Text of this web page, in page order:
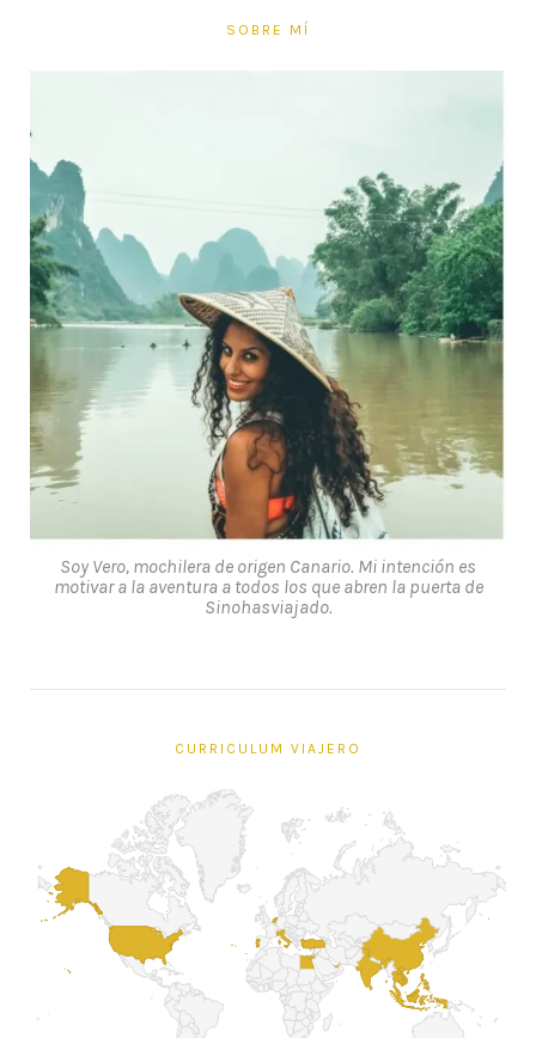
SOBRE MÍ
Soy Vero, mochilera de origen Canario. Mi intención es
motivar a la aventura a todos los que abren la puerta de
Sinohasviajado.
CURRICULUM VIAJERO